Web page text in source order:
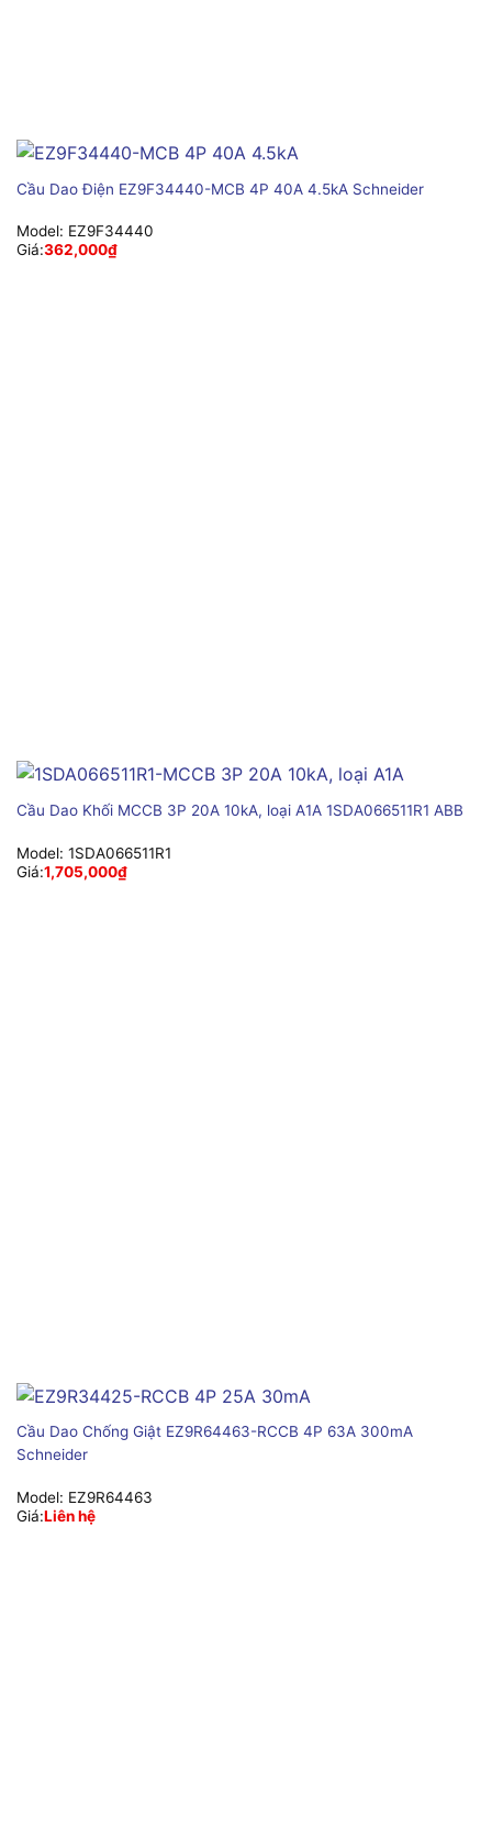
Cầu Dao Điện EZ9F34440-MCB 4P 40A 4.5kA Schneider
Model: EZ9F34440
Giá:362,000₫
Cầu Dao Khối MCCB 3P 20A 10kA, loại A1A 1SDA066511R1 ABB
Model: 1SDA066511R1
Giá:1,705,000₫
Cầu Dao Chống Giật EZ9R64463-RCCB 4P 63A 300mA
Schneider
Model: EZ9R64463
Giá:Liên hệ